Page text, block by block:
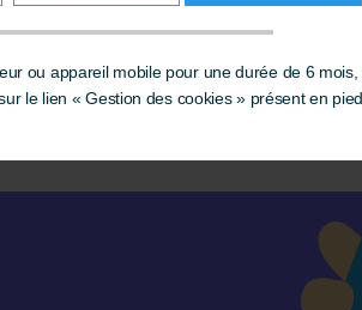
ou appareil mobile pour une durée de 6
le lien « Gestion des cookies » présent en